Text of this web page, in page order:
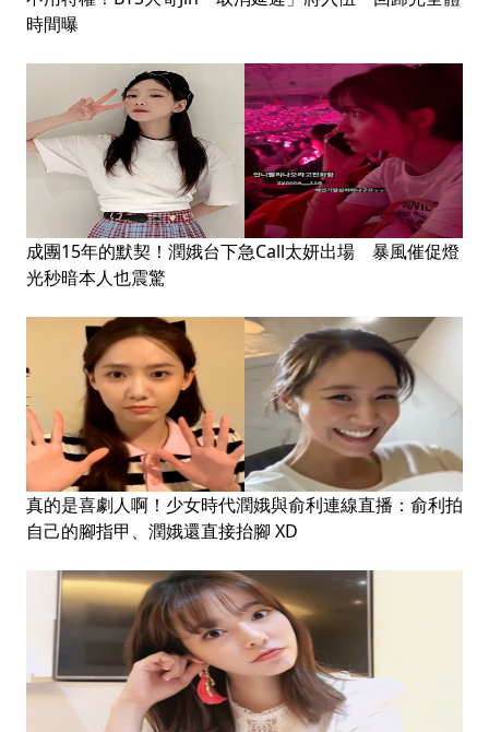
時間曝
成團15年的默契！潤娥台下急Call太妍出場 暴風催促燈
光秒暗本人也震驚
真的是喜劇人啊！少女時代潤娥與俞利連線直播：俞利拍
自己的腳指甲、潤娥還直接抬腳 XD